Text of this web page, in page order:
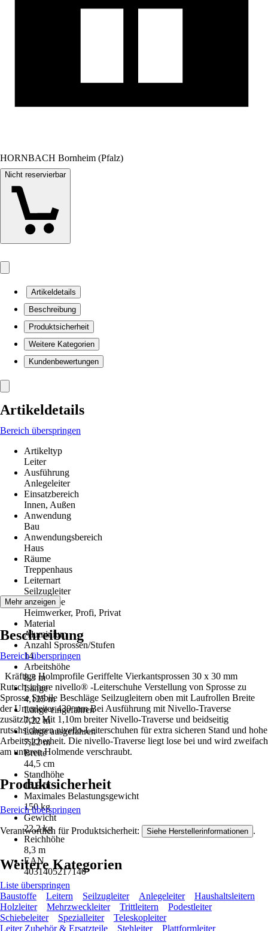
HORNBACH Bornheim (Pfalz)
Nicht reservierbar
Artikeldetails
Beschreibung
Produktsicherheit
Weitere Kategorien
Kundenbewertungen
Artikeldetails
Bereich überspringen
Artikeltyp
Leiter
Ausführung
Anlegeleiter
Einsatzbereich
Innen, Außen
Anwendung
Bau
Anwendungsbereich
Haus
Räume
Treppenhaus
Leiternart
Seilzugleiter
Zielgruppe
Heimwerker, Profi, Privat
Material
Aluminium
Anzahl Sprossen/Stufen
14
Arbeitshöhe
8,3 m
Länge
4,125 m
Länge eingefahren
7,22 m
Länge ausgefahren
7,22 m
Breite
44,5 cm
Standhöhe
16,9 m
Maximales Belastungsgewicht
150 kg
Gewicht
22,2 kg
Reichhöhe
8,3 m
EAN
4031405217140
Mehr anzeigen
Beschreibung
Bereich überspringen
Kräftige Holmprofile Geriffelte Vierkantsprossen 30 x 30 mm
Rutschsichere nivello® -Leiterschuhe Verstellung von Sprosse zu
Sprosse Stabile Beschläge Seilzugleitern oben mit Laufrollen Breite
der Unterleiter 430 mm Bei Ausführung mit Nivello-Traverse
zusätzlich: Mit 1,10m breiter Nivello-Traverse und beidseitig
rutschsicheren nivello-Leiterschuhen für extra sicheren Stand und hohe
Arbeitssicherheit. Die nivello-Traverse liegt lose bei und wird zweifach
am unteren Holmende verschraubt.
Produktsicherheit
Bereich überspringen
Verantwortlich für Produktsicherheit: Siehe Herstellerinformationen .
Weitere Kategorien
Liste überspringen
Baustoffe
Leitern Seilzugleiter Anlegeleiter
Haushaltsleitern
Holzleiter
Mehrzweckleiter Trittleitern
Podestleiter
Schiebeleiter
Spezialleiter
Teleskopleiter
Leiter Zubehör & Ersatzteile
Stehleiter Plattformleiter